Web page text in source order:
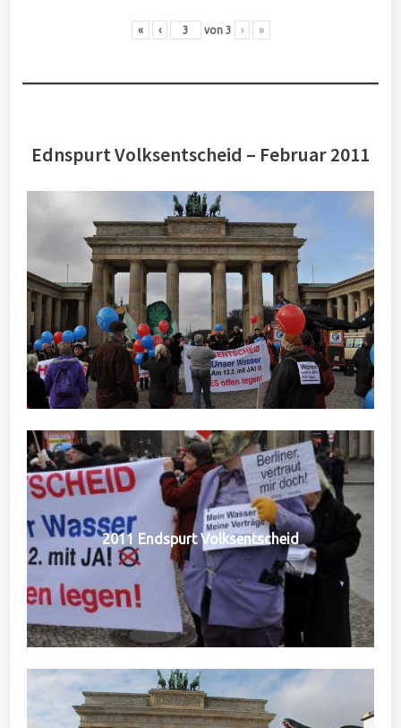
« ‹ von 3 › »
Ednspurt Volksentscheid – Februar 2011
2011 Endspurt Volksentscheid